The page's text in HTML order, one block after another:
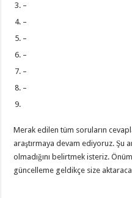
–
–
–
–
–
–
Merak edilen tüm soruların
araştırmaya devam ediyoruz. Şu
olmadığını belirtmek isteriz.
güncelleme geldikçe size